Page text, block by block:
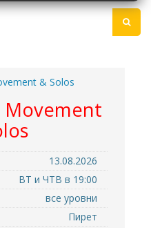
Movement
13.08.2026
ВТ и ЧТВ в 19:00
все уровни
Пирет